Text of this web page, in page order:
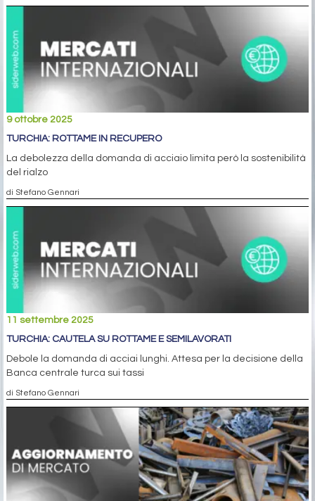
9 ottobre 2025
TURCHIA: ROTTAME IN RECUPERO
La debolezza della domanda di acciaio limita però la sostenibilità
del rialzo
di Stefano Gennari
11 settembre 2025
TURCHIA: CAUTELA SU ROTTAME E SEMILAVORATI
Debole la domanda di acciai lunghi. Attesa per la decisione della
Banca centrale turca sui tassi
di Stefano Gennari